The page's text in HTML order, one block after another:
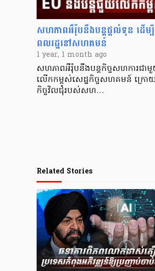
សហភាពអឺរ៉ុបនឹងបន្តផ្តល់ទុន ដើម្
ពលរដ្ឋនៅសហគមន៍
1 year, 1 month ago
សហភាពអឺរ៉ុបនឹងបន្តកិច្ចសហការជាមួយ
លើកកម្ពស់សេដ្ឋកិច្ចសហគមន៍ ក្រោយពី
កិច្ចវិលជុំរបស់សហ…
Related Stories